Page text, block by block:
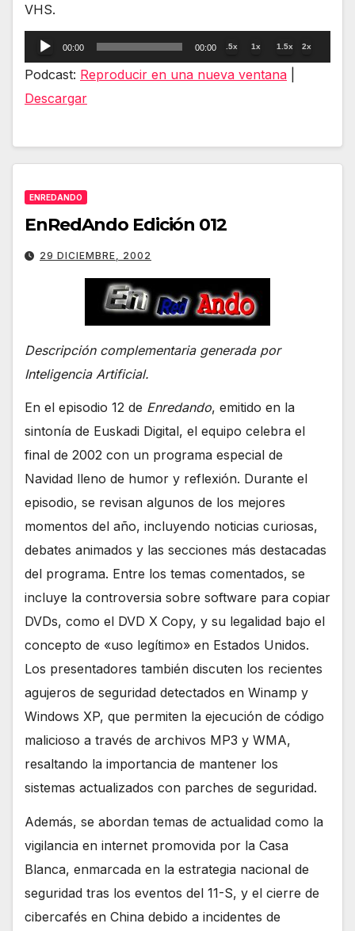
VHS.
Reproductor
de
audio
00:00 00:00 .5x 1x 1.5x 2x
Podcast: Reproducir en una nueva ventana
Descargar
ENREDANDO
EnRedAndo Edición 012
29 DICIEMBRE, 2002
Descripción complementaria generada por
Inteligencia Artificial.
En el episodio 12 de Enredando, emitido en la
sintonía de Euskadi Digital, el equipo celebra el
final de 2002 con un programa especial de
Navidad lleno de humor y reflexión. Durante el
episodio, se revisan algunos de los mejores
momentos del año, incluyendo noticias curiosas,
debates animados y las secciones más destacadas
del programa. Entre los temas comentados, se
incluye la controversia sobre software para copiar
DVDs, como el DVD X Copy, y su legalidad bajo el
concepto de «uso legítimo» en Estados Unidos.
Los presentadores también discuten los recientes
agujeros de seguridad detectados en Winamp y
Windows XP, que permiten la ejecución de código
malicioso a través de archivos MP3 y WMA,
resaltando la importancia de mantener los
sistemas actualizados con parches de seguridad.
Además, se abordan temas de actualidad como la
vigilancia en internet promovida por la Casa
Blanca, enmarcada en la estrategia nacional de
seguridad tras los eventos del 11-S, y el cierre de
cibercafés en China debido a incidentes de